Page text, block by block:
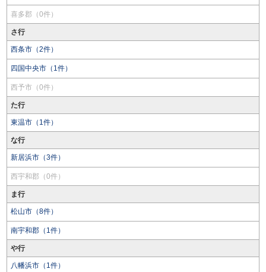
喜多郡（0件）
さ行
西条市（2件）
四国中央市（1件）
西予市（0件）
た行
東温市（1件）
な行
新居浜市（3件）
西宇和郡（0件）
ま行
松山市（8件）
南宇和郡（1件）
や行
八幡浜市（1件）